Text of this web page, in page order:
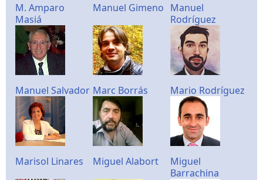
M. Amparo
Masiá
Manuel Gimeno Manuel
Rodríguez
Manuel Salvador Marc Borrás Mario Rodríguez
Marisol Linares Miguel Alabort
Miguel
Barrachina